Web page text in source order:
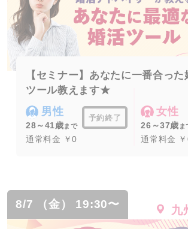
【セミナー】あなたに一番合った
ツール教えます★
男性
28～41歳まで
予約終了
通常料金 ￥0
女性
26～37歳 ま
通常料金
8/7 （金） 19:30〜 九